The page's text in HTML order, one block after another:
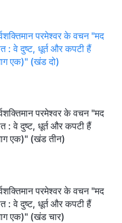
परमेश्वर के वचन "मद
: वे दुष्ट, धूर्त और कपटी हैं
एक)" (खंड दो)
परमेश्वर के वचन "मद
: वे दुष्ट, धूर्त और कपटी हैं
एक)" (खंड तीन)
परमेश्वर के वचन "मद
: वे दुष्ट, धूर्त और कपटी हैं
एक)" (खंड चार)